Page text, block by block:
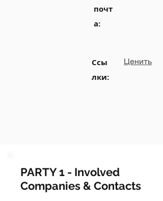
почт
а:
Ссы
лки:
Ценить
PARTY 1 - Involved
Companies & Contacts